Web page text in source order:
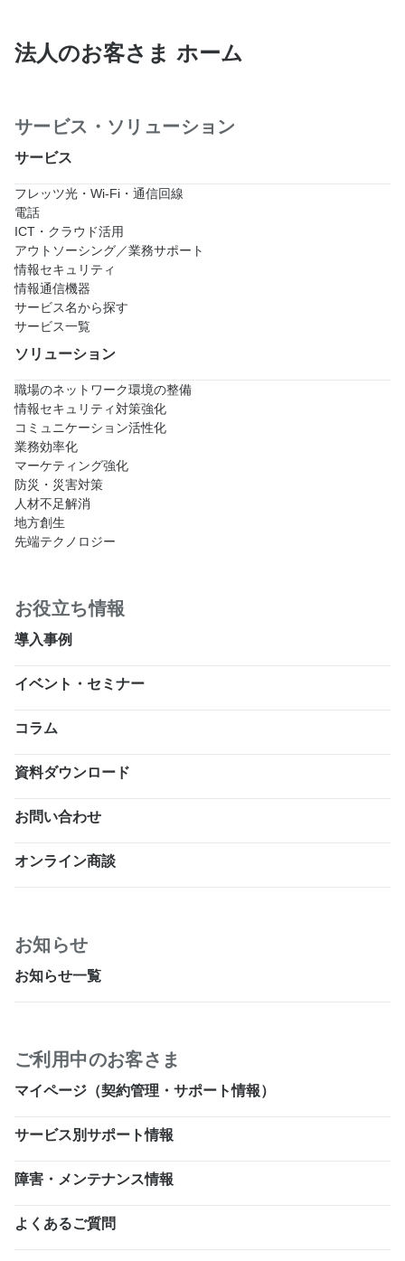
法人のお客さま ホーム
サービス・ソリューション
サービス
フレッツ光・Wi-Fi・通信回線
電話
ICT・クラウド活用
アウトソーシング／業務サポート
情報セキュリティ
情報通信機器
サービス名から探す
サービス一覧
ソリューション
職場のネットワーク環境の整備
情報セキュリティ対策強化
コミュニケーション活性化
業務効率化
マーケティング強化
防災・災害対策
人材不足解消
地方創生
先端テクノロジー
お役立ち情報
導入事例
イベント・セミナー
コラム
資料ダウンロード
お問い合わせ
オンライン商談
お知らせ
お知らせ一覧
ご利用中のお客さま
マイページ（契約管理・サポート情報）
サービス別サポート情報
障害・メンテナンス情報
よくあるご質問